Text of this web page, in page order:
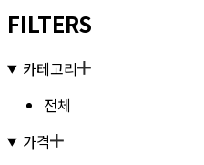
FILTERS
카테고리
전체
가격